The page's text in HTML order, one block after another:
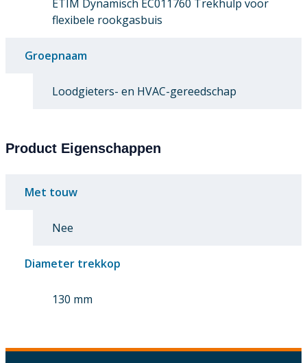
ETIM Dynamisch EC011760 Trekhulp voor
flexibele rookgasbuis
Groepnaam
Loodgieters- en HVAC-gereedschap
Product Eigenschappen
Met touw
Nee
Diameter trekkop
130 mm